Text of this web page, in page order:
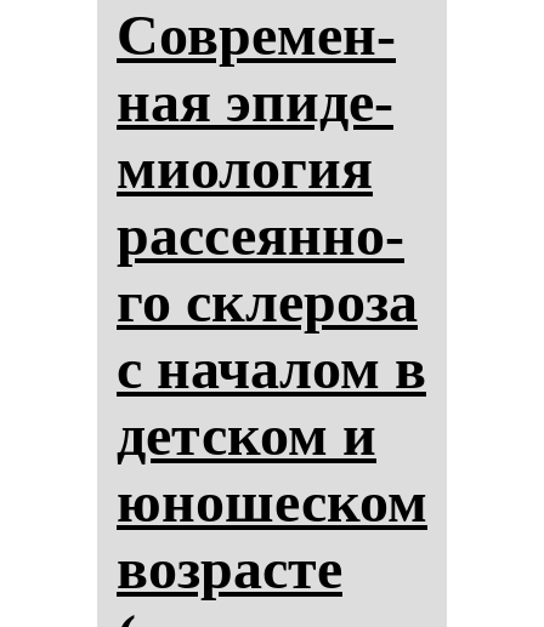
Сов­ре­мен­
ная эпи­де­
ми­оло­гия
рас­се­ян­но­
го скле­ро­за
с на­ча­лом в
дет­ском и
юно­шес­ком
воз­рас­те